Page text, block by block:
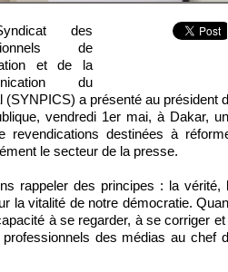
des
de
et de la
du
(SYNPICS) a présenté au président
vendredi 1er mai, à Dakar,
revendications destinées à
le secteur de la presse.
rappeler des principes : la vérité,
la vitalité de notre démocratie.
à se regarder, à se corriger et
des médias au chef